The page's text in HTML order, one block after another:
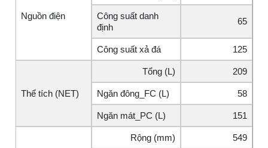
Nguồn điện
Công suất danh
định
65
Công suất xả đá 125
Thể tích (NET)
Tổng (L) 209
Ngăn đông_FC (L) 58
Ngăn mát_PC (L) 151
Rộng (mm) 549